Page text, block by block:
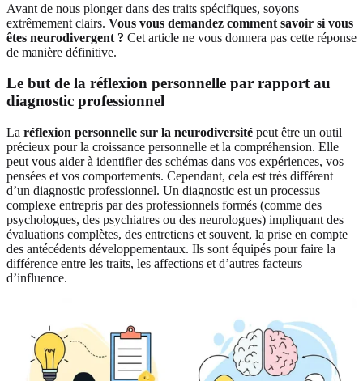
Avant de nous plonger dans des traits spécifiques, soyons
extrêmement clairs. Vous vous demandez comment savoir si vous
êtes neurodivergent ? Cet article ne vous donnera pas cette réponse
de manière définitive.
Le but de la réflexion personnelle par rapport au
diagnostic professionnel
La réflexion personnelle sur la neurodiversité peut être un outil
précieux pour la croissance personnelle et la compréhension. Elle
peut vous aider à identifier des schémas dans vos expériences, vos
pensées et vos comportements. Cependant, cela est très différent
d’un diagnostic professionnel. Un diagnostic est un processus
complexe entrepris par des professionnels formés (comme des
psychologues, des psychiatres ou des neurologues) impliquant des
évaluations complètes, des entretiens et souvent, la prise en compte
des antécédents développementaux. Ils sont équipés pour faire la
différence entre les traits, les affections et d’autres facteurs
d’influence.